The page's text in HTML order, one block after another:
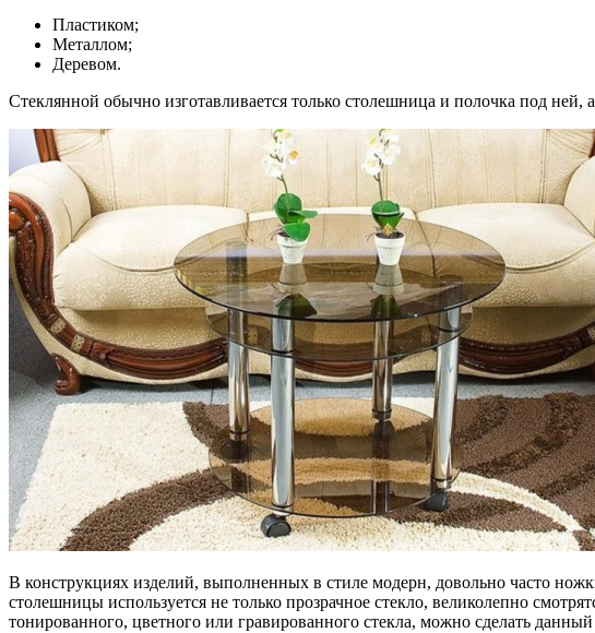
Пластиком;
Металлом;
Деревом.
Стеклянной обычно изготавливается только столешница и полочка под
В конструкциях изделий, выполненных в стиле модерн, довольно часто
столешницы используется не только прозрачное стекло, великолепно
тонированного, цветного или гравированного стекла, можно сделать